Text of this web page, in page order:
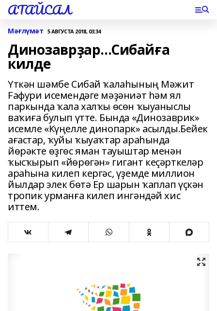
АТАЙСАЛ
Мәғлүмәт 5 АВГУСТА 2018, 03:34
Динозаврҙар...Сибайға
килде
Үткән шәмбе Сибай ҡалаһының Мәжит
Fафури исемендәге мәҙәниәт һәм ял
паркында ҡала халҡы өсөн ҡыуаныслы
ваҡиға булып үтте. Бында «Динозаврик»
исемле «Күңелле динопарк» асылды.Бейек
ағастар, ҡуйы ҡыуаҡтар араһында
йөрәкте өҙгөс яман тауыштар менән
ҡысҡырып «йөрөгән» гигант кеҫәрткеләр
араһына килеп кергәс, үҙемде миллион
йылдар элек бөтә Ер шарын ҡаплап үҫкән
тропик урманға килеп ингәндәй хис
иттем.